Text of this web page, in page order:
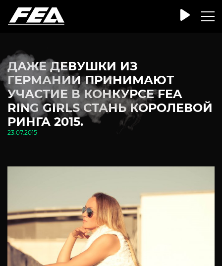
ДАЖЕ ДЕВУШКИ ИЗ
ГЕРМАНИИ ПРИНИМАЮТ
УЧАСТИЕ В КОНКУРСЕ FEA
RING GIRLS СТАНЬ КОРОЛЕВОЙ
РИНГА 2015.
23.07.2015